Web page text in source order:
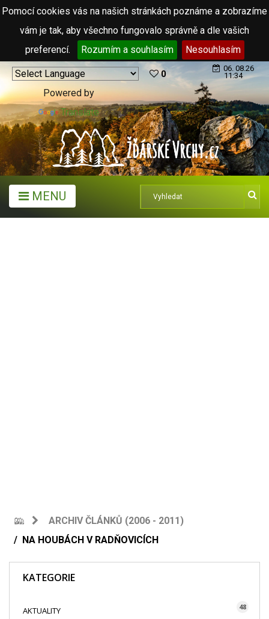
Pomocí cookies vás na našich stránkách poznáme a zobrazíme
vám je tak, aby všechno fungovalo správně a dle vašich
preferencí.
Rozumím a souhlasím Nesouhlasím
Powered by
Translate
0
06. 08.26
11:34
MENU
ARCHIV ČLÁNKŮ (2006 - 2011)
NA HOUBÁCH V RADŇOVICÍCH
KATEGORIE
AKTUALITY 48